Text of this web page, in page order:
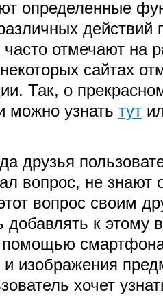
определенные
действий
отмечают на
сайтах
Так, о
можно узнать тут
друзья
вопрос, не знают
вопрос своим
добавлять к этому
помощью
изображения
хочет